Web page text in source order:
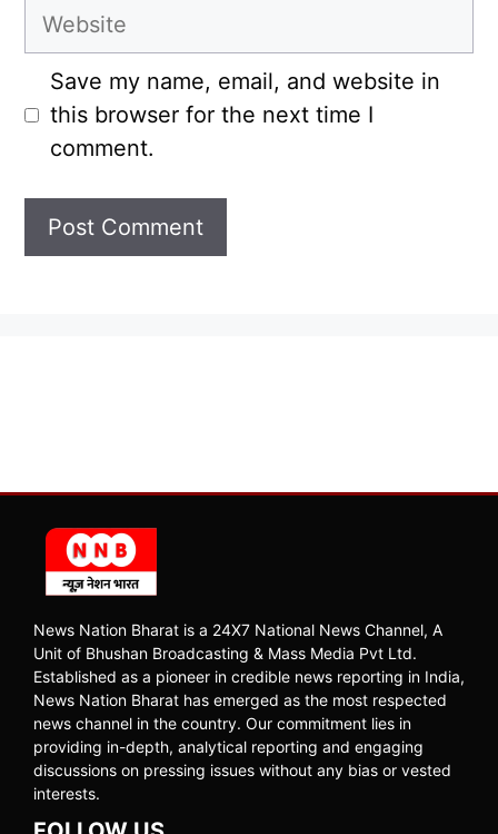
Website
Save my name, email, and website in
this browser for the next time I
comment.
News Nation Bharat is a 24X7 National News Channel, A
Unit of Bhushan Broadcasting & Mass Media Pvt Ltd.
Established as a pioneer in credible news reporting in India,
News Nation Bharat has emerged as the most respected
news channel in the country. Our commitment lies in
providing in-depth, analytical reporting and engaging
discussions on pressing issues without any bias or vested
interests.